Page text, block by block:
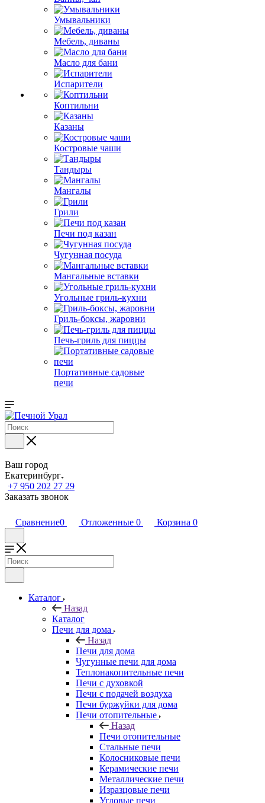
Умывальники
Мебель, диваны
Масло для бани
Испарители
Коптильни
Казаны
Костровые чаши
Тандыры
Мангалы
Грили
Печи под казан
Чугунная посуда
Мангальные вставки
Угольные гриль-кухни
Гриль-боксы, жаровни
Печь-гриль для пиццы
Портативные садовые
печи
Ваш город
Екатеринбург
+7 950 202 27 29
Заказать звонок
Сравнение0 Отложенные 0 Корзина 0
Каталог
Назад
Каталог
Печи для дома
Назад
Печи для дома
Чугунные печи для дома
Теплонакопительные печи
Печи с духовкой
Печи с подачей воздуха
Печи буржуйки для дома
Печи отопительные
Назад
Печи отопительные
Стальные печи
Колосниковые печи
Керамические печи
Металлические печи
Изразцовые печи
Угловые печи